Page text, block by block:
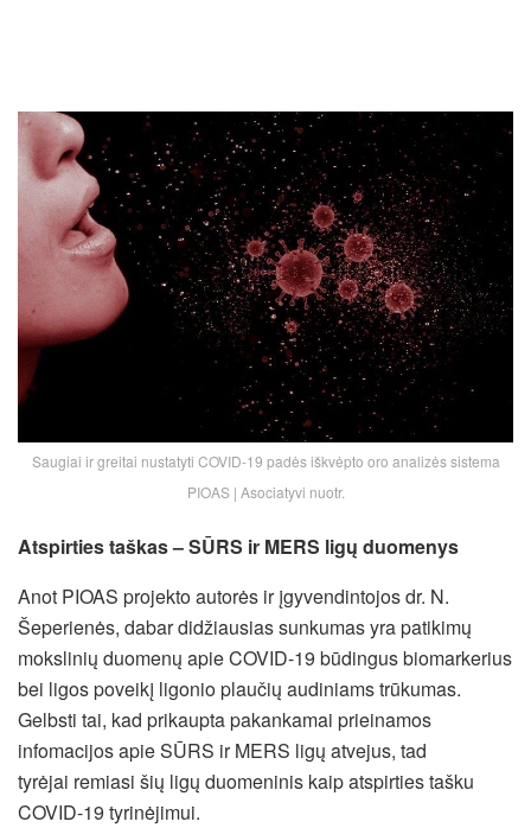
Saugiai ir greitai nustatyti COVID-19 padės iškvėpto oro analizės sistema
PIOAS | Asociatyvi nuotr.
Atspirties taškas–SŪRS ir MERS ligų duomenys
Anot PIOAS projekto autorės ir įgyvendintojos dr. N.
Šeperienės, dabar didžiausias sunkumas yra patikimų
mokslinių duomenų apie COVID-19 būdingus biomarkerius
bei ligos poveikį ligonio plaučių audiniams trūkumas.
Gelbsti tai, kad prikaupta pakankamai prieinamos
infomacijos apie SŪRS ir MERS ligų atvejus, tad
tyrėjai remiasi šių ligų duomeninis kaip atspirties tašku
COVID-19 tyrinėjimui.